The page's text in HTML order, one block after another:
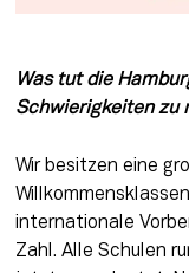
Was tut die
Schwierigkeiten zu
Wir besitzen eine
internationale
Zahl. Alle Schulen